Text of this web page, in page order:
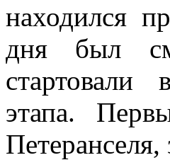
находился
дня был
стартовали
этапа.